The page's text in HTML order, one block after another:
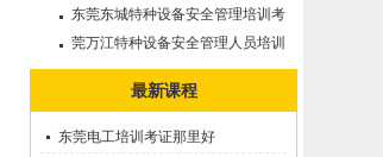
审需要多久?
东莞东城特种设备安全管理培训考
证哪里考？
莞万江特种设备安全管理人员培训
考证--A证
最新课程
东莞电工培训考证那里好